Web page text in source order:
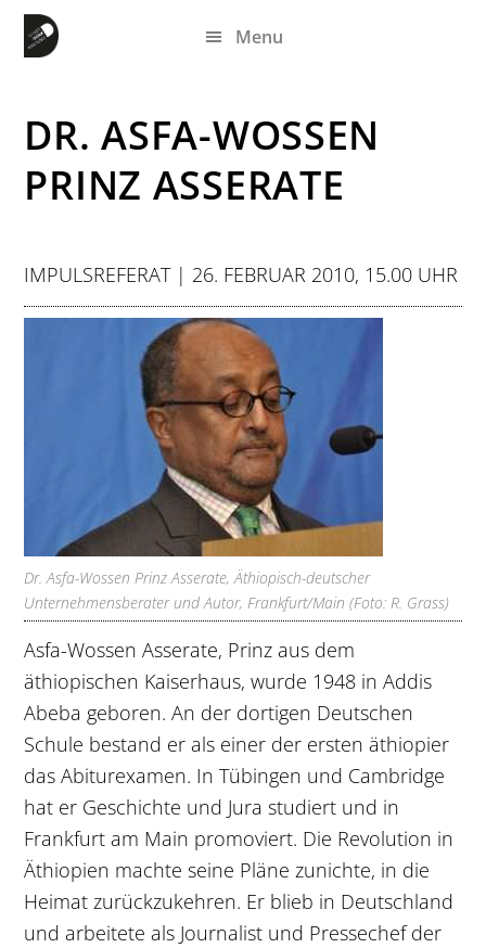
Zum
Inhalt
Zur
Seitenspalte
Zur
Fußzeile
Menu
DR. ASFA-WOSSEN
PRINZ ASSERATE
IMPULSREFERAT | 26. FEBRUAR 2010, 15.00 UHR
Dr. Asfa-Wossen Prinz Asserate, Äthiopisch-deutscher
Unternehmensberater und Autor, Frankfurt/Main (Foto: R. Grass)
Asfa-Wossen Asserate, Prinz aus dem
äthiopischen Kaiserhaus, wurde 1948 in Addis
Abeba geboren. An der dortigen Deutschen
Schule bestand er als einer der ersten äthiopier
das Abiturexamen. In Tübingen und Cambridge
hat er Geschichte und Jura studiert und in
Frankfurt am Main promoviert. Die Revolution in
Äthiopien machte seine Pläne zunichte, in die
Heimat zurückzukehren. Er blieb in Deutschland
und arbeitete als Journalist und Pressechef der